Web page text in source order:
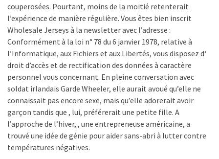
couperosées. Pourtant, moins de la moitié retenterait
l’expérience de manière régulière. Vous êtes bien inscrit
Wholesale Jerseys à la newsletter avec l’adresse :
Conformément à la loi n° 78 du 6 janvier 1978, relative à
l’Informatique, aux Fichiers et aux Libertés, vous disposez d‘
droit d’accès et de rectification des données à caractère
personnel vous concernant. En pleine conversation avec
soldat irlandais Garde Wheeler, elle aurait avoué qu’elle ne
connaissait pas encore sexe, mais qu’elle adorerait avoir
garçon tandis que , lui, préférerait une petite fille. A
l’approche de l’hiver, , une entrepreneuse américaine, a
trouvé une idée de génie pour aider sans-abri à lutter contre
températures négatives.